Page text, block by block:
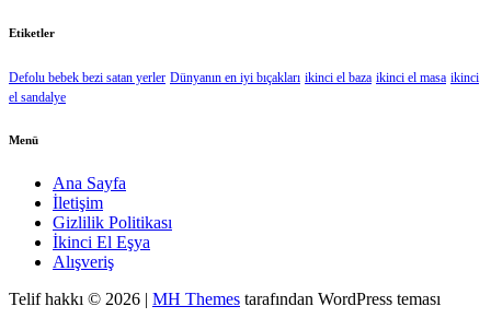
Etiketler
Defolu bebek bezi satan yerler Dünyanın en iyi bıçakları ikinci el baza ikinci el masa ikinci
el sandalye
Menü
Ana Sayfa
İletişim
Gizlilik Politikası
İkinci El Eşya
Alışveriş
Telif hakkı © 2026 | MH Themes tarafından WordPress teması